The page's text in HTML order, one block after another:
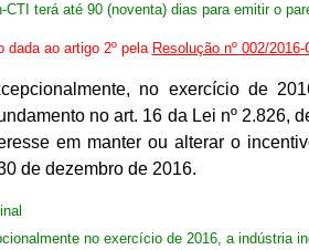
CTI terá até 90 (noventa) dias para emitir o
dada ao artigo 2º pela Resolução nº 002/
no exercício de
no art. 16 da Lei nº 2.826,
em manter ou alterar o
de dezembro de 2016.
no exercício de 2016, a indústria